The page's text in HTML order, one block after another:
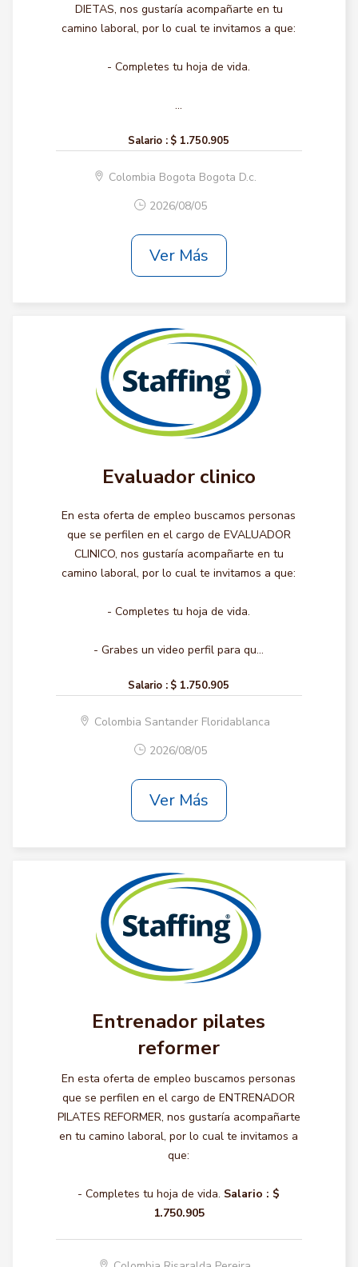
DIETAS, nos gustaría acompañarte en tu
camino laboral, por lo cual te invitamos a que:
- Completes tu hoja de vida.
...
Salario : $ 1.750.905
Colombia Bogota Bogota D.c.
2026/08/05
Ver Más
Evaluador clinico
En esta oferta de empleo buscamos personas
que se perfilen en el cargo de EVALUADOR
CLINICO, nos gustaría acompañarte en tu
camino laboral, por lo cual te invitamos a que:
- Completes tu hoja de vida.
- Grabes un video perfil para qu...
Salario : $ 1.750.905
Colombia Santander Floridablanca
2026/08/05
Ver Más
Entrenador pilates
reformer
En esta oferta de empleo buscamos personas
que se perfilen en el cargo de ENTRENADOR
PILATES REFORMER, nos gustaría acompañarte
en tu camino laboral, por lo cual te invitamos a
que:
- Completes tu hoja de vida. Salario : $
1.750.905